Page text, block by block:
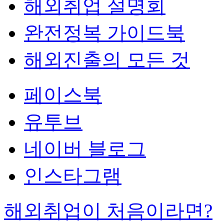
해외취업 설명회
완전정복 가이드북
해외진출의 모든 것
페이스북
유투브
네이버 블로그
인스타그램
해외취업이 처음이라면?